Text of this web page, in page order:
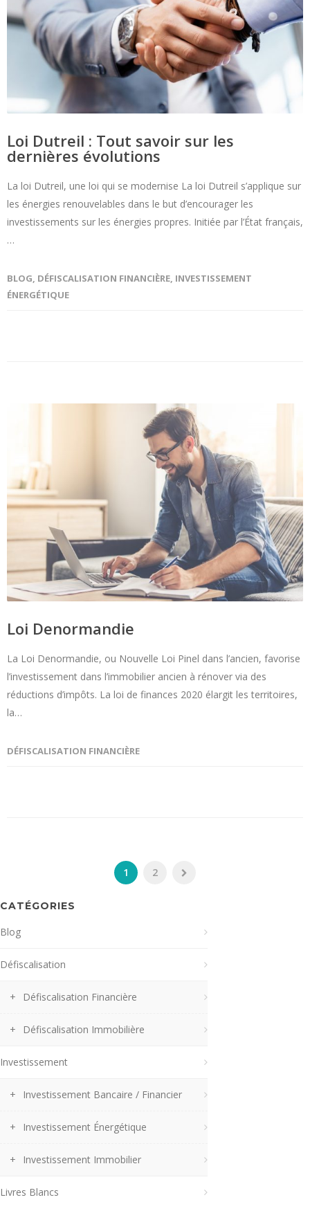
Loi Dutreil : Tout savoir sur les
dernières évolutions
La loi Dutreil, une loi qui se modernise La loi Dutreil s’applique sur
les énergies renouvelables dans le but d’encourager les
investissements sur les énergies propres. Initiée par l’État français,
…
BLOG, DÉFISCALISATION FINANCIÈRE, INVESTISSEMENT
ÉNERGÉTIQUE
Loi Denormandie
La Loi Denormandie, ou Nouvelle Loi Pinel dans l’ancien, favorise
l’investissement dans l’immobilier ancien à rénover via des
réductions d’impôts. La loi de finances 2020 élargit les territoires,
la…
DÉFISCALISATION FINANCIÈRE
1 2
CATÉGORIES
Blog
Défiscalisation
Défiscalisation Financière
Défiscalisation Immobilière
Investissement
Investissement Bancaire / Financier
Investissement Énergétique
Investissement Immobilier
Livres Blancs